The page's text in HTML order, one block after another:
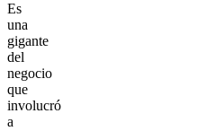
Es
una
gigante
del
negocio
que
involucró
a